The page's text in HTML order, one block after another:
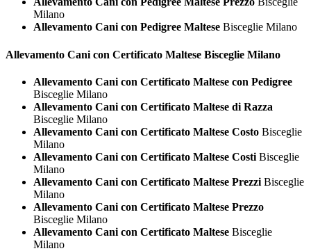
Milano
Allevamento Cani con Pedigree Maltese Bisceglie Milano
Allevamento Cani con Certificato Maltese Bisceglie Milano
Allevamento Cani con Certificato Maltese con Pedigree
Bisceglie Milano
Allevamento Cani con Certificato Maltese di Razza
Bisceglie Milano
Allevamento Cani con Certificato Maltese Costo Bisceglie
Milano
Allevamento Cani con Certificato Maltese Costi Bisceglie
Milano
Allevamento Cani con Certificato Maltese Prezzi Bisceglie
Milano
Allevamento Cani con Certificato Maltese Prezzo
Bisceglie Milano
Allevamento Cani con Certificato Maltese Bisceglie
Milano